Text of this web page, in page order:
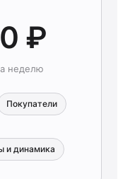
₽
неделю
Покупатели
и динамика